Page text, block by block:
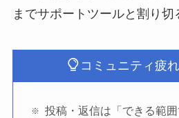
までサポートツールと割り切
コミュニティ疲
投稿・返信は「できる範囲